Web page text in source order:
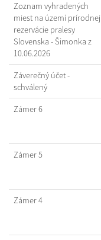
Zoznam vyhradených
miest na území prírodnej
rezervácie pralesy
Slovenska - Šimonka z
10.06.2026
Záverečný účet -
schválený
Zámer 6
Zámer 5
Zámer 4